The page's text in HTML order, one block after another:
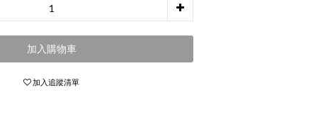
加入購物車
加入追蹤清單